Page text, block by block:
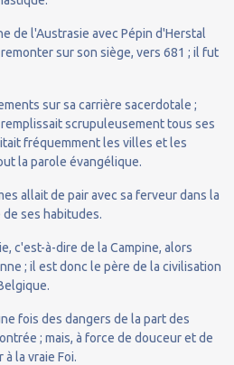
de l'Austrasie avec Pépin d'Herstal
sur son siège, vers 681 ; il fut
sur sa carrière sacerdotale ;
scrupuleusement tous ses
fréquemment les villes et les
la parole évangélique.
allait de pair avec sa ferveur dans la
ses habitudes.
c'est-à-dire de la Campine, alors
; il est donc le père de la civilisation
fois des dangers de la part des
; mais, à force de douceur et de
la vraie Foi.